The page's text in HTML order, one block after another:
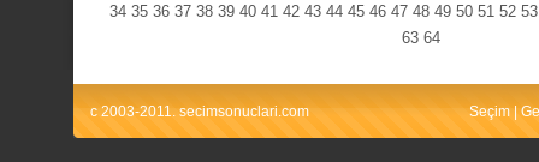
34 35 36 37 38 39 40 41 42 43 44 45 46 47 48 49 50 51 52 53
63 64
c 2003-2011. secimsonuclari.com Seçim |